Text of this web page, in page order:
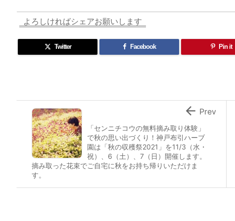
よろしければシェアお願いします
Twitter Facebook Pin it
「センニチコウの無料摘み取り体験」
で秋の思い出づくり！神戸布引ハーブ
園は「秋の収穫祭2021」を11/3（水・
祝）、6（土）、7（日）開催します。
摘み取った花束でご自宅に秋をお持ち帰りいただけま
す。
 Prev